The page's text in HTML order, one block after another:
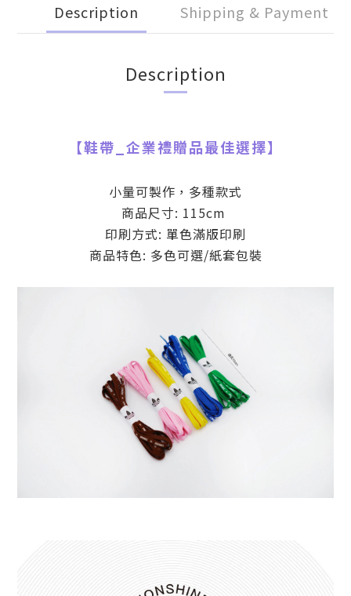
Description Shipping & Payment
Description
【鞋帶 企業禮贈品最佳選擇】
小量可製作，多種款式
商品尺寸: 115cm
印刷方式: 單色滿版印刷
商品特色: 多色可選/紙套包裝